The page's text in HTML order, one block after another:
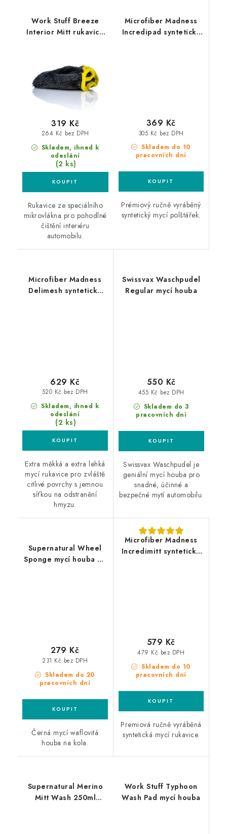
Work Stuff Breeze
Interior Mitt rukavice
Skladem, ihned k
odeslání
(2 ks)
264 Kč bez DPH
319 Kč
Rukavice ze speciálního
mikrovlákna pro pohodlné
čištění interiéru
automobilu.
Microfiber Madness
Incredipad syntetický
Skladem do 10
pracovních dní
305 Kč bez DPH
369 Kč
Prémiový ručně vyráběný
syntetický mycí polštářek.
Microfiber Madness
Delimesh syntetická
Skladem, ihned k
odeslání
(2 ks)
520 Kč bez DPH
629 Kč
Extra měkká a extra lehká
mycí rukavice pro zvláště
citlivé povrchy s jemnou
síťkou na odstranění
hmyzu.
Swissvax Waschpudel
Regular mycí houba
Skladem do 3
pracovních dní
455 Kč bez DPH
550 Kč
Swissvax Waschpudel je
geniální mycí houba pro
snadné, účinné a
bezpečné mytí automobilu.
Supernatural Wheel
Sponge mycí houba na
Skladem do 20
pracovních dní
231 Kč bez DPH
279 Kč
Černá mycí waflovitá
houba na kola.
Microfiber Madness
Incredimitt syntetická
Skladem do 10
pracovních dní
479 Kč bez DPH
579 Kč
Premiová ručně vyráběná
syntetická mycí rukavice.
Supernatural Merino
Mitt Wash 250ml
Work Stuff Typhoon
Wash Pad mycí houba